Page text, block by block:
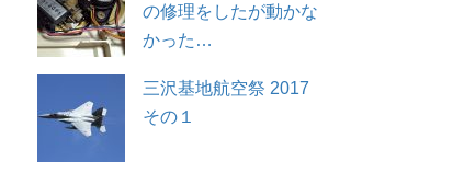
の修理をしたが動かな
かった…
三沢基地航空祭 2017
その１